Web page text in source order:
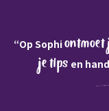
“Op Sophi
je tips en